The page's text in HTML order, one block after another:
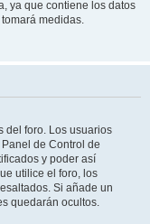
ya que contiene los datos
medidas.
del foro. Los usuarios
de Control de
y poder así
utilice el foro, los
Si añade un
quedarán ocultos.